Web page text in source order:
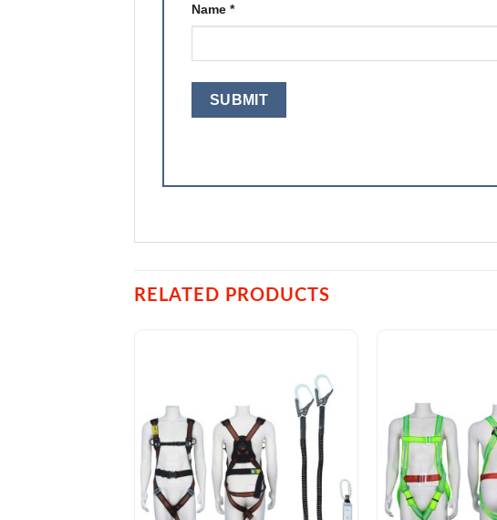
Name *
RELATED PRODUCTS
Add to
Wishlist